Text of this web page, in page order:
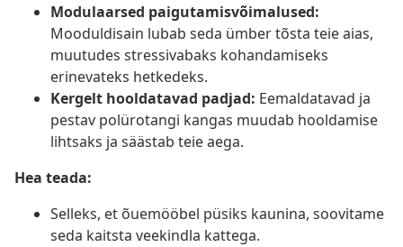
Modulaarsed paigutamisvõimalused:
Mooduldisain lubab seda ümber tõsta teie aias,
muutudes stressivabaks kohandamiseks
erinevateks hetkedeks.
Kergelt hooldatavad padjad: Eemaldatavad ja
pestav polürotangi kangas muudab hooldamise
lihtsaks ja säästab teie aega.
Hea teada:
Selleks, et õuemööbel püsiks kaunina, soovitame
seda kaitsta veekindla kattega.